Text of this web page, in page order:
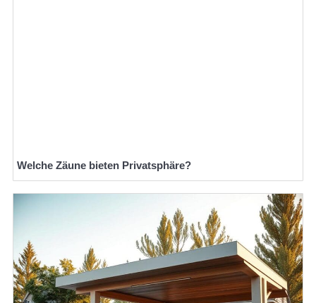
Welche Zäune bieten Privatsphäre?